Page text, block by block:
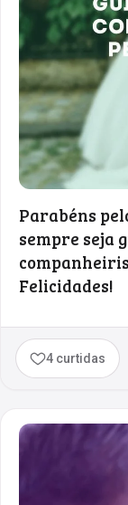
Parabéns
sempre seja
Felicidades!
4 curtidas